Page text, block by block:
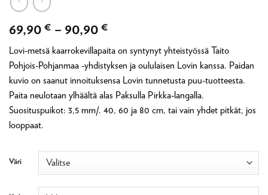
69,90 € – 90,90 €
-
90,90 €
Lovi-metsä kaarrokevillapaita on syntynyt yhteistyössä Taito
Pohjois-Pohjanmaa -yhdistyksen ja oululaisen Lovin kanssa. Paidan
kuvio on saanut innoituksensa Lovin tunnetusta puu-tuotteesta.
Paita neulotaan ylhäältä alas Paksulla Pirkka-langalla.
Suosituspuikot: 3,5 mm/. 40, 60 ja 80 cm, tai vain yhdet pitkät, jos
looppaat.
Väri